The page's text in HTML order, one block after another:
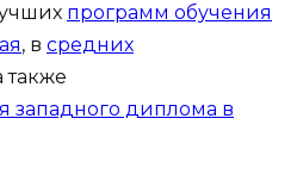
программ обучения
, в средних
также
западного диплома в